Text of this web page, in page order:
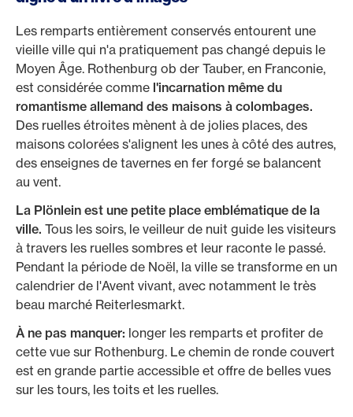
Les remparts entièrement conservés entourent une
vieille ville qui n'a pratiquement pas changé depuis le
Moyen Âge. Rothenburg ob der Tauber, en Franconie,
est considérée comme l'incarnation même du
romantisme allemand des maisons à colombages.
Des ruelles étroites mènent à de jolies places, des
maisons colorées s'alignent les unes à côté des autres,
des enseignes de tavernes en fer forgé se balancent
au vent.
La Plönlein est une petite place emblématique de la
ville. Tous les soirs, le veilleur de nuit guide les visiteurs
à travers les ruelles sombres et leur raconte le passé.
Pendant la période de Noël, la ville se transforme en un
calendrier de l'Avent vivant, avec notamment le très
beau marché Reiterlesmarkt.
À ne pas manquer: longer les remparts et profiter de
cette vue sur Rothenburg. Le chemin de ronde couvert
est en grande partie accessible et offre de belles vues
sur les tours, les toits et les ruelles.